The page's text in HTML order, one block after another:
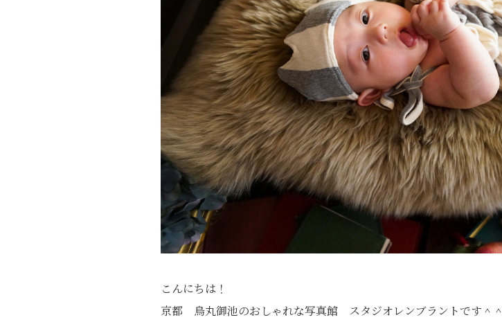
こんにちは！
京都 烏丸御池のおしゃれな写真館 スタジオレンブラントです＾＾